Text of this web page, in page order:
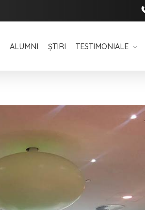
ALUMNI ȘTIRI TESTIMONIALE